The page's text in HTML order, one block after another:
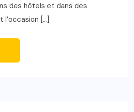
des hôtels et dans des
l’occasion […]